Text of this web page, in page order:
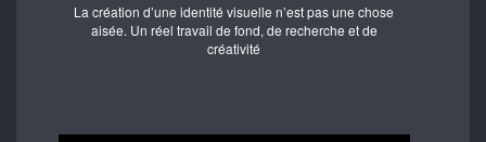
La création d’une identité visuelle n’est pas une chose
aisée. Un réel travail de fond, de recherche et de
créativité